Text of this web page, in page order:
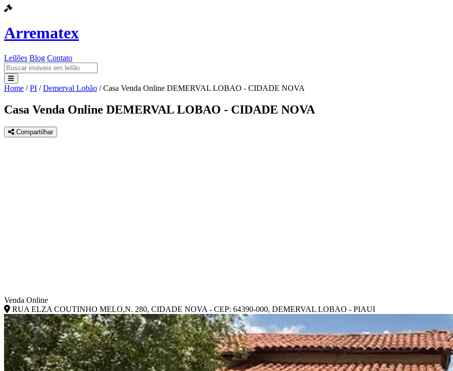
Arrematex
Leilões Blog Contato
Leilões
Blog
Contato
Home / PI / Demerval Lobão / Casa Venda Online DEMERVAL LOBAO - CIDADE NOVA
Casa Venda Online DEMERVAL LOBAO - CIDADE NOVA
Compartilhar
Venda Online
RUA ELZA COUTINHO MELO,N. 280, CIDADE NOVA - CEP: 64390-000, DEMERVAL LOBAO - PIAUI